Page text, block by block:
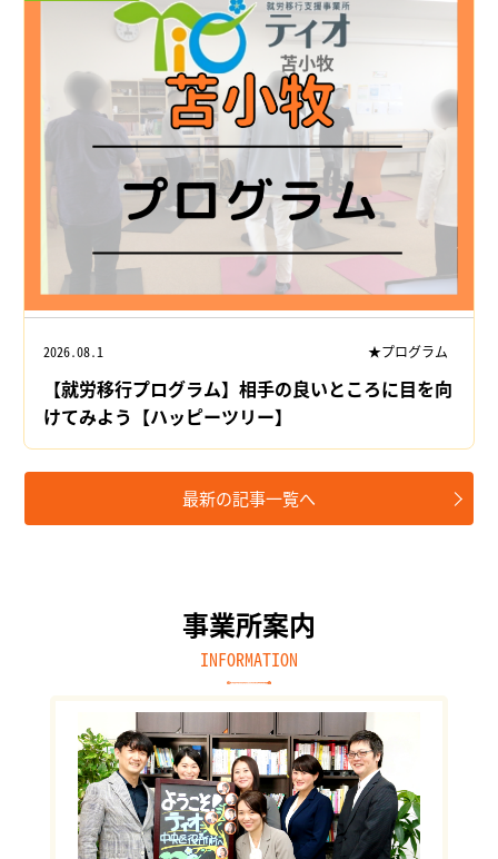
2026.08.1 ★プログラム
【就労移行プログラム】相手の良いところに目を向
けてみよう【ハッピーツリー】
最新の記事一覧へ
事業所案内
INFORMATION